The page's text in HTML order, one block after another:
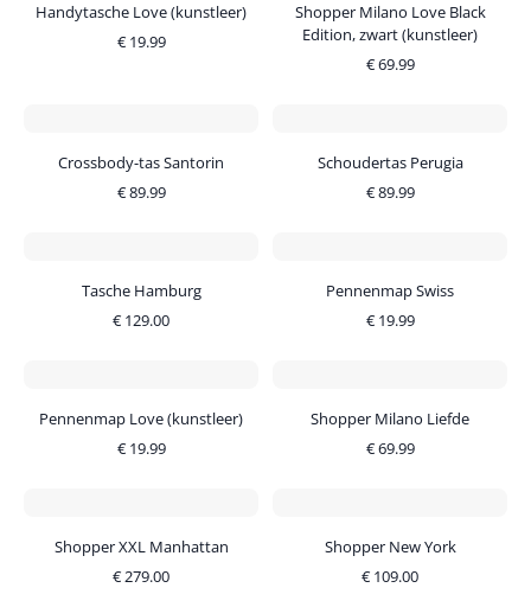
Handytasche Love (kunstleer)
€ 19.99
Shopper Milano Love Black
Edition, zwart (kunstleer)
€69.99
Crossbody-tas Santorin
€89.99
Schoudertas Perugia
€89.99
Tasche Hamburg
€ 129.00
Pennenmap Swiss
€ 19.99
Pennenmap Love (kunstleer)
€ 19.99
Shopper Milano Liefde
€69.99
Shopper XXL Manhattan
€279.00
Shopper New York
€ 109.00